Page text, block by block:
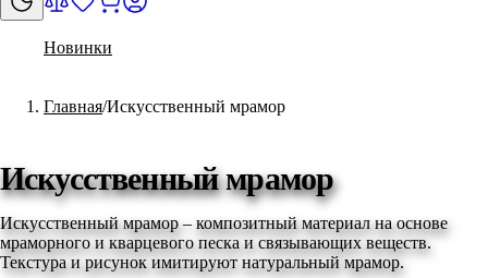
Новинки
Главная Искусственный мрамор
Искусственный мрамор
Искусственный мрамор – композитный материал на основе
мраморного и кварцевого песка и связывающих веществ.
Текстура и рисунок имитируют натуральный мрамор.